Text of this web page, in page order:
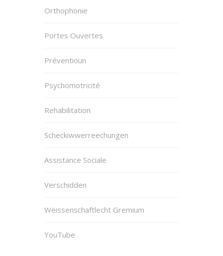
Orthophonie
Portes Ouvertes
Préventioun
Psychomotricité
Rehabilitation
Scheckiwwerreechungen
Assistance Sociale
Verschidden
Wëissenschaftlecht Gremium
YouTube